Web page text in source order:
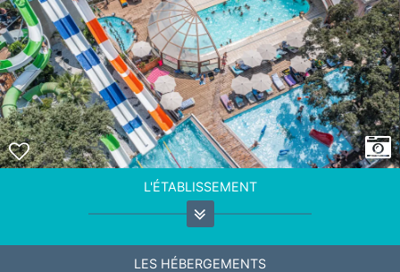
L'ÉTABLISSEMENT
LES HÉBERGEMENTS